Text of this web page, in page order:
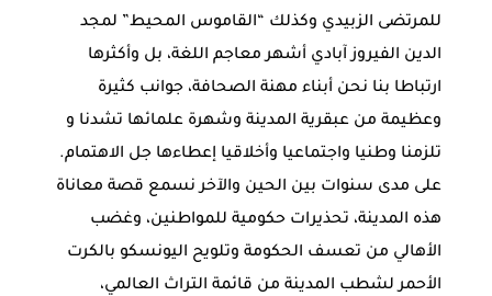
للمرتضى الزبيدي وكذلك “القاموس المحيط” لمجد
الدين الفيروز آبادي أشهر معاجم اللغة، بل وأكثرها
ارتباطا بنا نحن أبناء مهنة الصحافة، جوانب كثيرة
وعظيمة من عبقرية المدينة وشهرة علمائها تشدنا و
تلزمنا وطنيا واجتماعيا وأخلاقيا إعطاءها جل الاهتمام.
على مدى سنوات بين الحين والآخر نسمع قصة معاناة
هذه المدينة، تحذيرات حكومية للمواطنين، وغضب
الأهالي من تعسف الحكومة وتلويح اليونسكو بالكرت
الأحمر لشطب المدينة من قائمة التراث العالمي،